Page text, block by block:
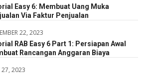
Easy 6: Membuat Uang Muka
Via Faktur Penjualan
22, 2023
RAB Easy 6 Part 1: Persiapan Awal
Rancangan Anggaran Biaya
27, 2023